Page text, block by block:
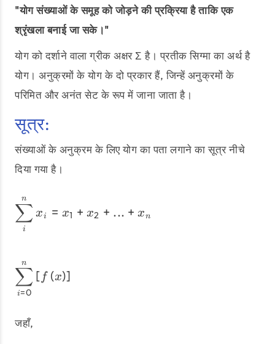
"योग संख्याओं के समूह को जोड़ने की प्रक्रिया है ताकि एक
श्रृंखला बनाई जा सके।"
योग को दर्शाने वाला ग्रीक अक्षर Σ है। प्रतीक सिग्मा का अर्थ है
योग। अनुक्रमों के योग के दो प्रकार हैं, जिन्हें अनुक्रमों के
परिमित और अनंत सेट के रूप में जाना जाता है।
सूत्र:
संख्याओं के अनुक्रम के लिए योग का पता लगाने का सूत्र नीचे
दिया गया है।
i
∑
n
xi = x1 + x2 + ... + xn
i=0
∑
n
[ f (x)]
जहाँ,